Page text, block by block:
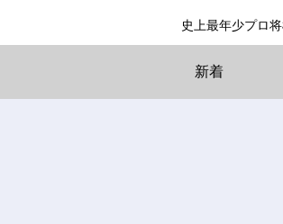
史上最年少プロ
新着